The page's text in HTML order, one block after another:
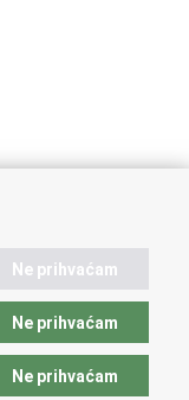
Ne prihvaćam
Ne prihvaćam
Ne prihvaćam